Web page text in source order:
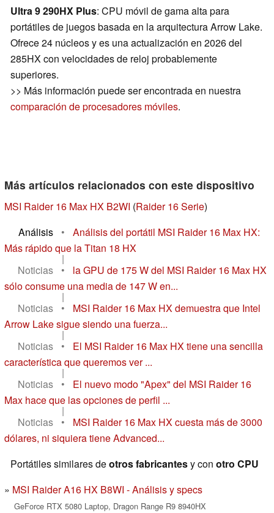
Ultra 9 290HX Plus: CPU móvil de gama alta para
portátiles de juegos basada en la arquitectura Arrow Lake.
Ofrece 24 núcleos y es una actualización en 2026 del
285HX con velocidades de reloj probablemente
superiores.
>> Más información puede ser encontrada en nuestra
comparación de procesadores móviles.
Más artículos relacionados con este dispositivo
MSI Raider 16 Max HX B2WI (Raider 16 Serie)
Análisis
•
Análisis del portátil MSI Raider 16 Max HX:
Más rápido que la Titan 18 HX
|
Noticias
•
la GPU de 175 W del MSI Raider 16 Max HX
sólo consume una media de 147 W en...
|
Noticias
•
MSI Raider 16 Max HX demuestra que Intel
Arrow Lake sigue siendo una fuerza...
|
Noticias
•
El MSI Raider 16 Max HX tiene una sencilla
característica que queremos ver ...
|
Noticias
•
El nuevo modo "Apex" del MSI Raider 16
Max hace que las opciones de perfil ...
|
Noticias
•
MSI Raider 16 Max HX cuesta más de 3000
dólares, ni siquiera tiene Advanced...
Portátiles similares deotros fabricantesy con otro CPU
MSI Raider A16 HX B8WI - Análisis y specs
GeForce RTX 5080 Laptop, Dragon Range R9 8940HX